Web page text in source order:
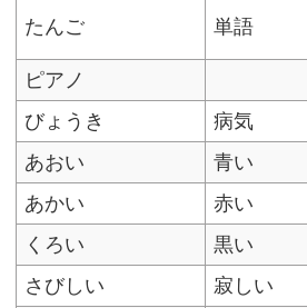
たんご 単語
ピアノ
びょうき
病気
あおい
青い
あかい
赤い
くろい
黒い
さびしい
寂しい